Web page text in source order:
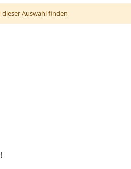
Auswahl finden